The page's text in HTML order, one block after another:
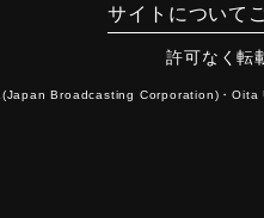
サイトについて
許可なく転
Broadcasting Corporation)・Oita